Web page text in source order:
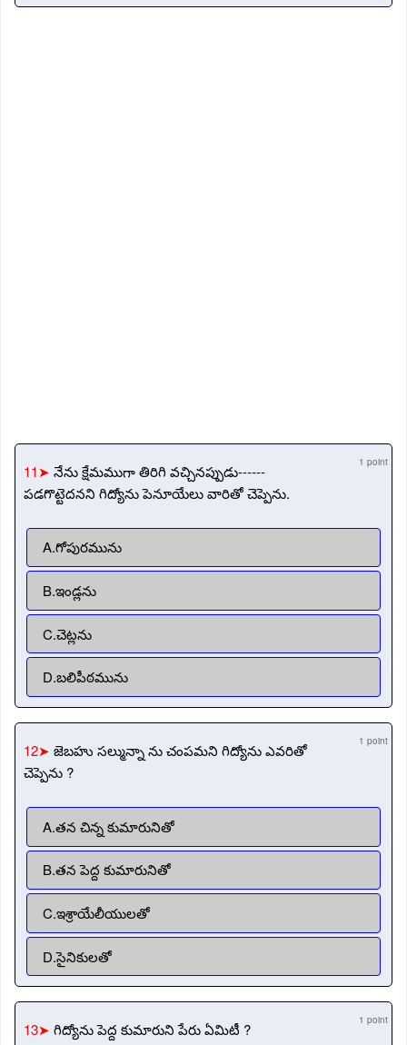
11➤ నేను క్షేమముగా తిరిగి వచ్చినప్పుడు------
పడగొట్టెదనని గిద్యోను పెనూయేలు వారితో చెప్పెను.
1 point
A.గోపురమును
B.ఇండ్లను
C.చెట్లను
D.బలిపీఠమును
12➤ జెబహు సల్మున్నా ను చంపమని గిద్యోను ఎవరితో
చెప్పెను ?
1 point
A.తన చిన్న కుమారునితో
B.తన పెద్ద కుమారునితో
C.ఇశ్రాయేలీయులతో
D.సైనికులతో
13➤ గిద్యోను పెద్ద కుమారుని పేరు ఏమిటీ ? 1 point